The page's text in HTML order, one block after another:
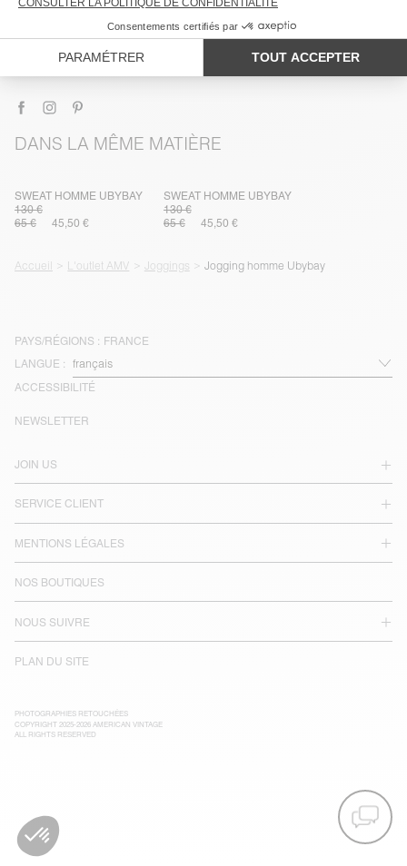
ENTRETIEN
TRAÇABILITÉ
LIVRAISON ET RETOURS
DANS LA MÊME MATIÈRE
SWEAT HOMME UBYBAY
130 €
65 €
45,50 €
SWEAT HOMME UBYBAY
130 €
65 €
45,50 €
Accueil L'outlet AMV Joggings Jogging homme Ubybay
PAYS/RÉGIONS : FRANCE
LANGUE :
ACCESSIBILITÉ
JOIN US
SERVICE CLIENT
MENTIONS LÉGALES
NOS BOUTIQUES
NOUS SUIVRE
PLAN DU SITE
NEWSLETTER
PHOTOGRAPHIES RETOUCHÉES
COPYRIGHT 2025-2026 AMERICAN VINTAGE
ALL RIGHTS RESERVED